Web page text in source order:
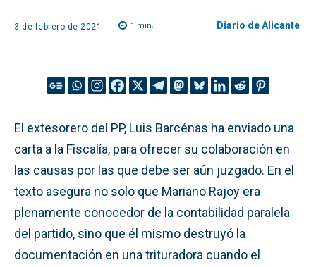
3 de febrero de 2021 1 min. Diario de Alicante
El extesorero del PP, Luis Barcénas ha enviado una
carta a la Fiscalía, para ofrecer su colaboración en
las causas por las que debe ser aún juzgado. En el
texto asegura no solo que Mariano Rajoy era
plenamente conocedor de la contabilidad paralela
del partido, sino que él mismo destruyó la
documentación en una trituradora cuando el